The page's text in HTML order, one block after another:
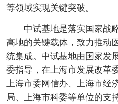
等领域实现关键突破。
中试基地是落实国家战
高地的关键载体，致力推动
统集成。中试基地由国家发
委指导，在上海市发展改革
上海市委网信办、上海市经
局、上海市科委等单位的支